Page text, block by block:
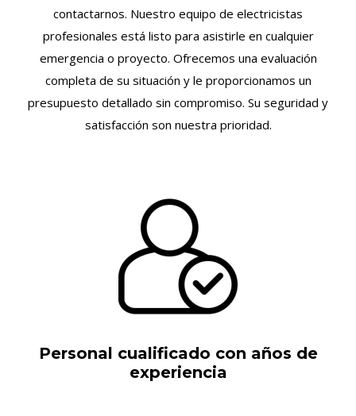
contactarnos. Nuestro equipo de electricistas
profesionales está listo para asistirle en cualquier
emergencia o proyecto. Ofrecemos una evaluación
completa de su situación y le proporcionamos un
presupuesto detallado sin compromiso. Su seguridad y
satisfacción son nuestra prioridad.
Personal cualificado con años de
experiencia